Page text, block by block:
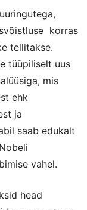
korras
tellitakse.
tüüpiliselt uus
mis
ehk
ja
saab edukalt
vahel.
head